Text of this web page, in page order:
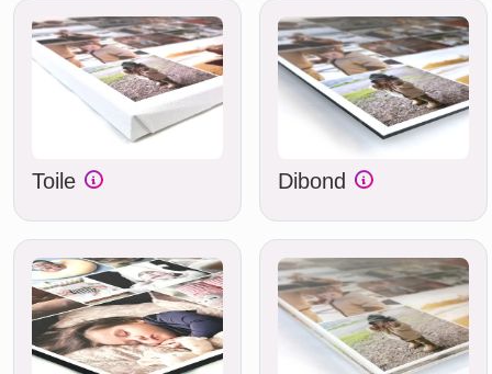
Toile Dibond